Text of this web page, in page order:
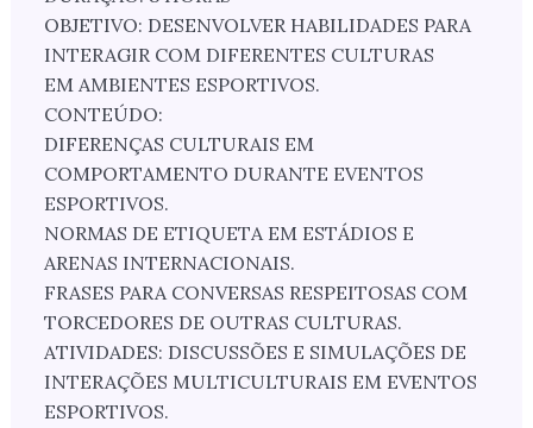
OBJETIVO: DESENVOLVER HABILIDADES PARA
INTERAGIR COM DIFERENTES CULTURAS
EM AMBIENTES ESPORTIVOS.
CONTEÚDO:
DIFERENÇAS CULTURAIS EM
COMPORTAMENTO DURANTE EVENTOS
ESPORTIVOS.
NORMAS DE ETIQUETA EM ESTÁDIOS E
ARENAS INTERNACIONAIS.
FRASES PARA CONVERSAS RESPEITOSAS COM
TORCEDORES DE OUTRAS CULTURAS.
ATIVIDADES: DISCUSSÕES E SIMULAÇÕES DE
INTERAÇÕES MULTICULTURAIS EM EVENTOS
ESPORTIVOS.